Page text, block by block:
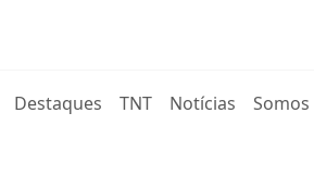
Destaques TNT Notícias Somos